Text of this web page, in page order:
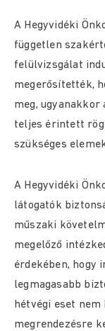
A Hegyvidéki
független
felülvizsgálat
megerősítették,
meg,
teljes érintett
szükséges
A Hegyvidéki
látogatók
műszaki
megelőző
érdekében, hogy
legmagasabb
hétvégi eset
megrendezésre